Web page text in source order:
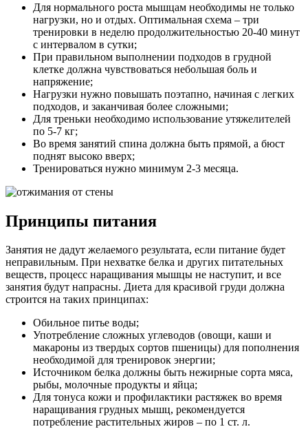
Для нормального роста мышцам необходимы не только
нагрузки, но и отдых. Оптимальная схема – три
тренировки в неделю продолжительностью 20-40 минут
с интервалом в сутки;
При правильном выполнении подходов в грудной
клетке должна чувствоваться небольшая боль и
напряжение;
Нагрузки нужно повышать поэтапно, начиная с легких
подходов, и заканчивая более сложными;
Для треньки необходимо использование утяжелителей
по 5-7 кг;
Во время занятий спина должна быть прямой, а бюст
поднят высоко вверх;
Тренироваться нужно минимум 2-3 месяца.
Принципы питания
Занятия не дадут желаемого результата, если питание будет
неправильным. При нехватке белка и других питательных
веществ, процесс наращивания мышцы не наступит, и все
занятия будут напрасны. Диета для красивой груди должна
строится на таких принципах:
Обильное питье воды;
Употребление сложных углеводов (овощи, каши и
макароны из твердых сортов пшеницы) для пополнения
необходимой для тренировок энергии;
Источником белка должны быть нежирные сорта мяса,
рыбы, молочные продукты и яйца;
Для тонуса кожи и профилактики растяжек во время
наращивания грудных мышц, рекомендуется
потребление растительных жиров – по 1 ст. л.